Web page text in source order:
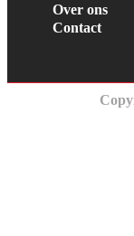
Over ons
Contact